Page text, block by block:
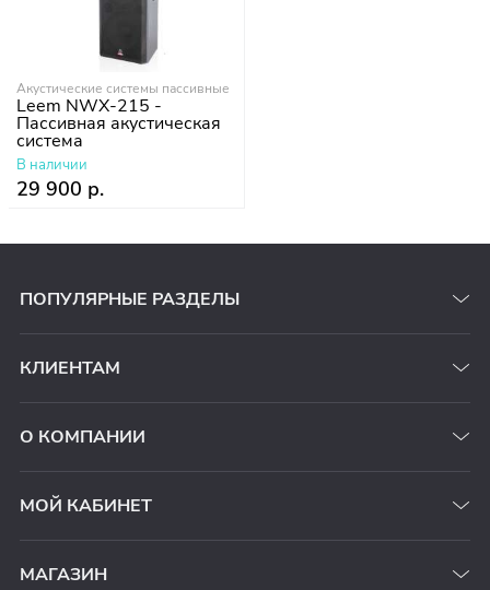
Акустические системы пассивные
Leem NWX-215 -
Пассивная акустическая
система
В наличии
29 900 р.
ПОПУЛЯРНЫЕ РАЗДЕЛЫ
КЛИЕНТАМ
О КОМПАНИИ
МОЙ КАБИНЕТ
МАГАЗИН